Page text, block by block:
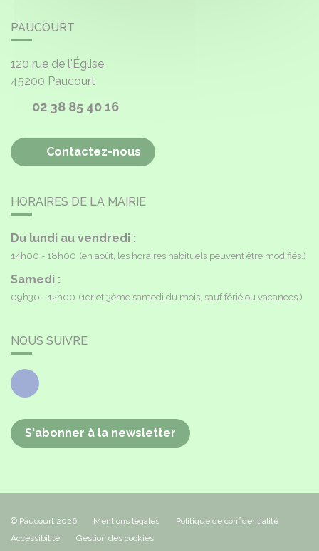
PAUCOURT
120 rue de l'Église
45200 Paucourt
02 38 85 40 16
Contactez-nous
HORAIRES DE LA MAIRIE
Du lundi au vendredi :
14h00 - 18h00 (en août, les horaires habituels peuvent être modifiés.)
Samedi :
09h30 - 12h00 (1er et 3ème samedi du mois, sauf férié ou vacances.)
NOUS SUIVRE
Facebook
S'abonner à la newsletter
© Paucourt 2026 Mentions légales
Politique de confidentialité
Accessibilité
Gestion des cookies